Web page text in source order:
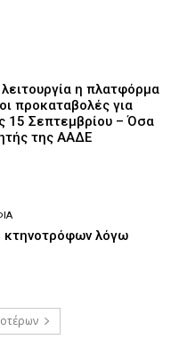
η πλατφόρμα
προκαταβολές για
15 Σεπτεμβρίου – Όσα
της ΑΑΔΕ
λόγω